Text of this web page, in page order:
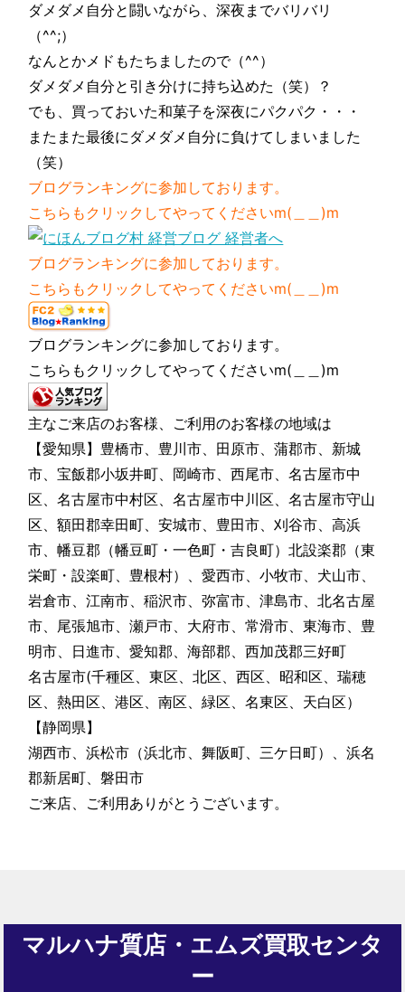
ダメダメ自分と闘いながら、深夜までバリバリ
（^^;）
なんとかメドもたちましたので（^^）
ダメダメ自分と引き分けに持ち込めた（笑）？
でも、買っておいた和菓子を深夜にパクパク・・・
またまた最後にダメダメ自分に負けてしまいました
（笑）
ブログランキングに参加しております。
こちらもクリックしてやってくださいm(＿＿)m
ブログランキングに参加しております。
こちらもクリックしてやってくださいm(＿＿)m
ブログランキングに参加しております。
こちらもクリックしてやってくださいm(＿＿)m
主なご来店のお客様、ご利用のお客様の地域は
【愛知県】豊橋市、豊川市、田原市、蒲郡市、新城
市、宝飯郡小坂井町、岡崎市、西尾市、名古屋市中
区、名古屋市中村区、名古屋市中川区、名古屋市守山
区、額田郡幸田町、安城市、豊田市、刈谷市、高浜
市、幡豆郡（幡豆町・一色町・吉良町）北設楽郡（東
栄町・設楽町、豊根村）、愛西市、小牧市、犬山市、
岩倉市、江南市、稲沢市、弥富市、津島市、北名古屋
市、尾張旭市、瀬戸市、大府市、常滑市、東海市、豊
明市、日進市、愛知郡、海部郡、西加茂郡三好町
名古屋市(千種区、東区、北区、西区、昭和区、瑞穂
区、熱田区、港区、南区、緑区、名東区、天白区）
【静岡県】
湖西市、浜松市（浜北市、舞阪町、三ケ日町）、浜名
郡新居町、磐田市
ご来店、ご利用ありがとうございます。
マルハナ質店・エムズ買取センタ
ー